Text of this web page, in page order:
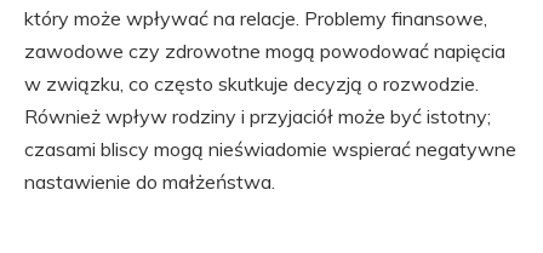
który może wpływać na relacje. Problemy finansowe,
zawodowe czy zdrowotne mogą powodować napięcia
w związku, co często skutkuje decyzją o rozwodzie.
Również wpływ rodziny i przyjaciół może być istotny;
czasami bliscy mogą nieświadomie wspierać negatywne
nastawienie do małżeństwa.